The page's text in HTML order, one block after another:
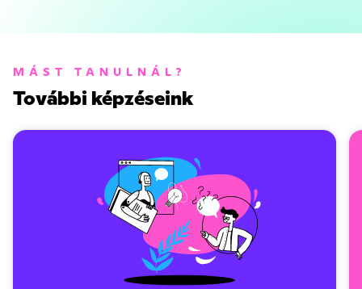
MÁST TANULNÁL?
További képzéseink